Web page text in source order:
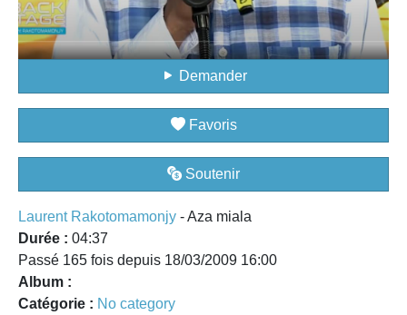
Demander
Favoris
Soutenir
Laurent Rakotomamonjy - Aza miala
Durée : 04:37
Passé 165 fois depuis 18/03/2009 16:00
Album :
Catégorie : No category